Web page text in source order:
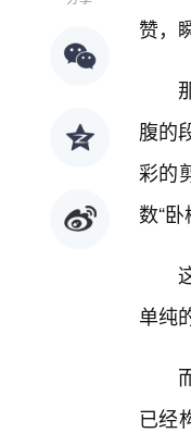
赞，
腹的
彩的
数“卧
单纯
已经